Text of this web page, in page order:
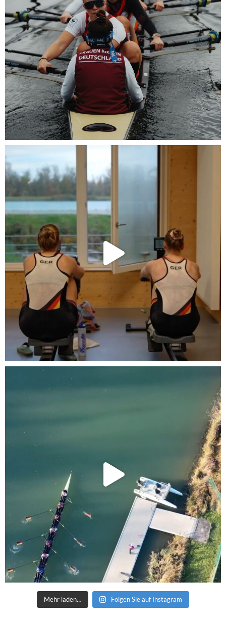
Mehr laden… Folgen Sie auf Instagram